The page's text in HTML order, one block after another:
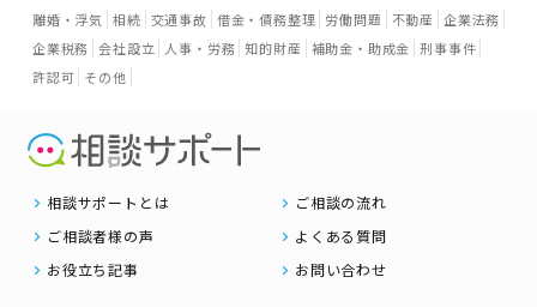
離婚・浮気 相続 交通事故 借金・債務整理 労働問題 不動産 企業法務
企業税務 会社設立 人事・労務 知的財産 補助金・助成金 刑事事件
許認可 その他
相談サポートとは
ご相談の流れ
ご相談者様の声
よくある質問
お役立ち記事
お問い合わせ